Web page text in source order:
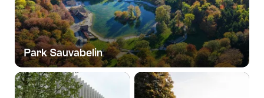
Park Sauvabelin